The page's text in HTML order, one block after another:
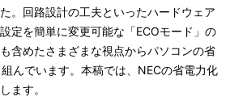
。回路設計の工夫といったハードウェア
定を簡単に変更可能な「ECOモード」の
含めたさまざまな視点からパソコンの省
んでいます。本稿では、NECの省電力化
ます。